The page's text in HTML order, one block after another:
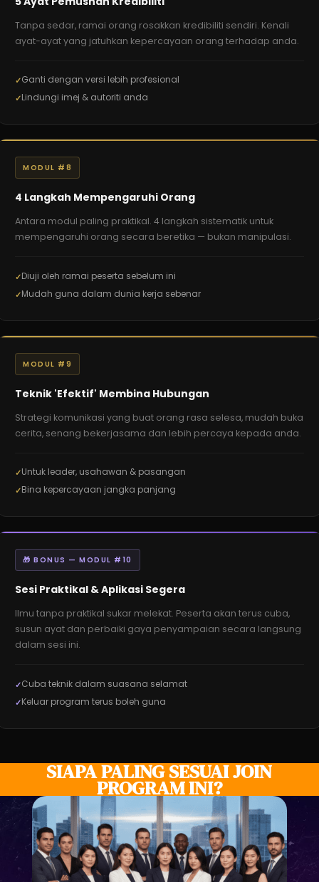
Tanpa sedar, ramai orang rosakkan kredibiliti sendiri. Kenali
ayat-ayat yang jatuhkan kepercayaan orang terhadap anda.
Ganti dengan versi lebih profesional
Lindungi imej & autoriti anda
MODUL #8
4 Langkah Mempengaruhi Orang
Antara modul paling praktikal. 4 langkah sistematik untuk
mempengaruhi orang secara beretika — bukan manipulasi.
Diuji oleh ramai peserta sebelum ini
Mudah guna dalam dunia kerja sebenar
MODUL #9
Teknik 'Efektif' Membina Hubungan
Strategi komunikasi yang buat orang rasa selesa, mudah buka
cerita, senang bekerjasama dan lebih percaya kepada anda.
Untuk leader, usahawan & pasangan
Bina kepercayaan jangka panjang
🎁 BONUS — MODUL #10
Sesi Praktikal & Aplikasi Segera
Ilmu tanpa praktikal sukar melekat. Peserta akan terus cuba,
susun ayat dan perbaiki gaya penyampaian secara langsung
dalam sesi ini.
Cuba teknik dalam suasana selamat
Keluar program terus boleh guna
SIAPA PALING SESUAI JOIN
PROGRAM INI?